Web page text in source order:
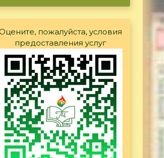
пожалуйста, условия
предоставления услуг